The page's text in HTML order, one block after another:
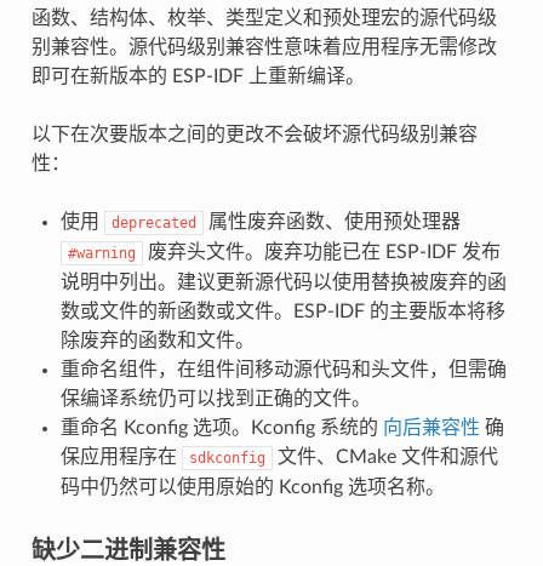
函数、结构体、枚举、类型定义和预处理宏的源代码级
别兼容性。源代码级别兼容性意味着应用程序无需修改
即可在新版本的 ESP-IDF 上重新编译。
以下在次要版本之间的更改不会破坏源代码级别兼容
性：
使用 deprecated 属性废弃函数、使用预处理器
#warning
废弃头文件。废弃功能已在 ESP-IDF 发布
说明中列出。建议更新源代码以使用替换被废弃的函
数或文件的新函数或文件。ESP-IDF 的主要版本将移
除废弃的函数和文件。
重命名组件，在组件间移动源代码和头文件，但需确
保编译系统仍可以找到正确的文件。
重命名 Kconfig 选项。Kconfig 系统的 向后兼容性 确
保应用程序在
sdkconfig
文件、CMake 文件和源代
码中仍然可以使用原始的 Kconfig 选项名称。
缺少二进制兼容性